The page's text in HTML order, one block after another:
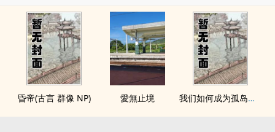
昏帝(古言 群像 NP) 愛無止境 我们如何成为孤岛（异国，NPH）